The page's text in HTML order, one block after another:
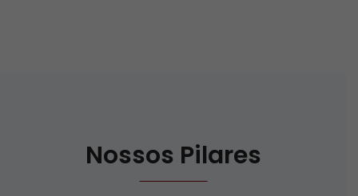
Nossos Pilares